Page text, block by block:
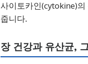
사이토카인(cytokine)
줍니다.
장 건강과 유산균,